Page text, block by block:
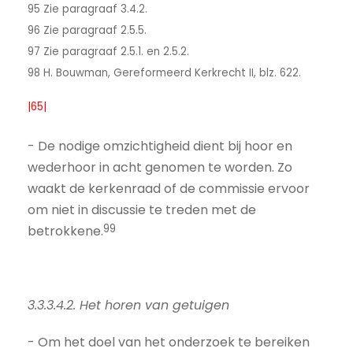
95 Zie paragraaf 3.4.2.
96 Zie paragraaf 2.5.5.
97 Zie paragraaf 2.5.1. en 2.5.2.
98 H. Bouwman, Gereformeerd Kerkrecht II, blz. 622.
|65|
- De nodige omzichtigheid dient bij hoor en
wederhoor in acht genomen te worden. Zo
waakt de kerkenraad of de commissie ervoor
om niet in discussie te treden met de
betrokkene.99
3.3.3.4.2. Het horen van getuigen
- Om het doel van het onderzoek te bereiken